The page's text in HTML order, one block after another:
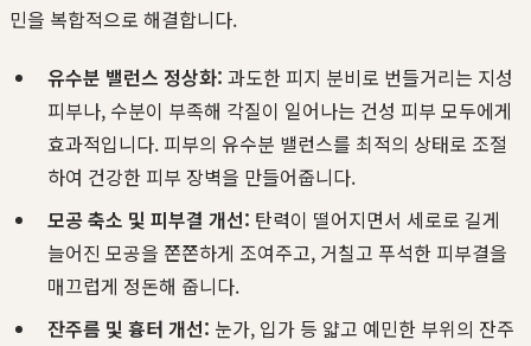
민을 복합적으로 해결합니다.
유수분 밸런스 정상화: 과도한 피지 분비로 번들거리는 지성
피부나, 수분이 부족해 각질이 일어나는 건성 피부 모두에게
효과적입니다. 피부의 유수분 밸런스를 최적의 상태로 조절
하여 건강한 피부 장벽을 만들어줍니다.
모공 축소 및 피부결 개선: 탄력이 떨어지면서 세로로 길게
늘어진 모공을 쫀쫀하게 조여주고, 거칠고 푸석한 피부결을
매끄럽게 정돈해 줍니다.
잔주름 및 흉터 개선: 눈가, 입가 등 얇고 예민한 부위의 잔주